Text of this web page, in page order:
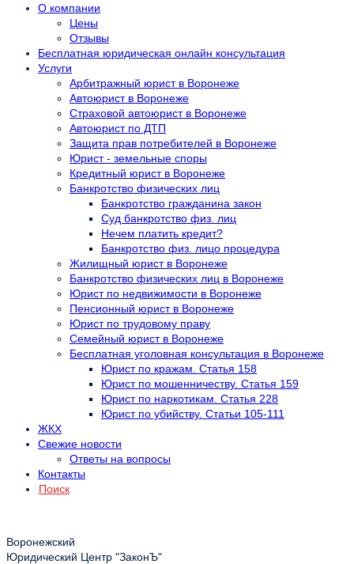
О компании
Цены
Отзывы
Бесплатная юридическая онлайн консультация
Услуги
Арбитражный юрист в Воронеже
Автоюрист в Воронеже
Страховой автоюрист в Воронеже
Автоюрист по ДТП
Защита прав потребителей в Воронеже
Юрист - земельные споры
Кредитный юрист в Воронеже
Банкротство физических лиц
Банкротство гражданина закон
Суд банкротство физ. лиц
Нечем платить кредит?
Банкротство физ. лицо процедура
Жилищный юрист в Воронеже
Банкротство физических лиц в Воронеже
Юрист по недвижимости в Воронеже
Пенсионный юрист в Воронеже
Юрист по трудовому праву
Семейный юрист в Воронеже
Бесплатная уголовная консультация в Воронеже
Юрист по кражам. Статья 158
Юрист по мошенничеству. Статья 159
Юрист по наркотикам. Статья 228
Юрист по убийству. Статьи 105-111
ЖКХ
Свежие новости
Ответы на вопросы
Контакты
Поиск
Воронежский
Юридический Центр "ЗаконЪ"